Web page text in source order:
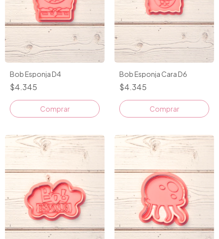
Bob Esponja D4
$4.345
Comprar
Bob Esponja Cara D6
$4.345
Comprar